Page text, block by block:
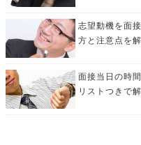
志望動機を面
方と注意点を
面接当日の時
リストつきで